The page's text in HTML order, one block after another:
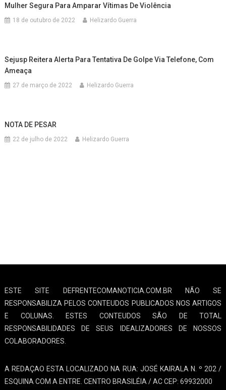
Mulher Segura Para Amparar Vítimas De Violência
18 de outubro de 2022 Helizardo Guerra
Sejusp Reitera Alerta Para Tentativa De Golpe Via Telefone, Com
Ameaça
27 de março de 2022 Helizardo Guerra
NOTA DE PESAR
22 de julho de 2022 Helizardo Guerra
ESTE SITE DEFRENTECOMANOTICIA.COM.BR NÃO SE
RESPONSABILIZA PELOS CONTEUDOS PUBLICADOS NOS ARTIGOS
E COLUNAS. ESTES CONTEUDOS SÃO DE TOTAL
RESPONSABILIDADES DE SEUS IDEALIZADORES DE NOSSOS
COLABORADORES.
A REDAÇAO ESTA LOCALIZADO NA RUA: JOSÉ KAIRALA N. º 202 /
ESQUINA COM A ENTRE. CENTRO BRASILÉIA / AC CEP: 69932000